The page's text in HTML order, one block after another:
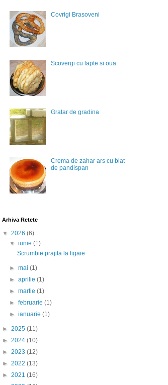
Covrigi Brasoveni
Scovergi cu lapte si oua
Gratar de gradina
Crema de zahar ars cu blat
de pandispan
Arhiva Retete
▼ 2026 (6)
▼iunie(1)
Scrumbie prajita la tigaie
►mai(1)
►aprilie(1)
►martie(1)
►februarie(1)
►ianuarie(1)
► 2025 (11)
► 2024 (10)
► 2023 (12)
► 2022 (13)
► 2021 (16)